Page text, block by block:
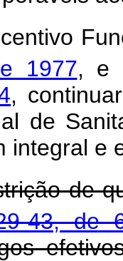
1977,
,
de
integral e
de
43, de